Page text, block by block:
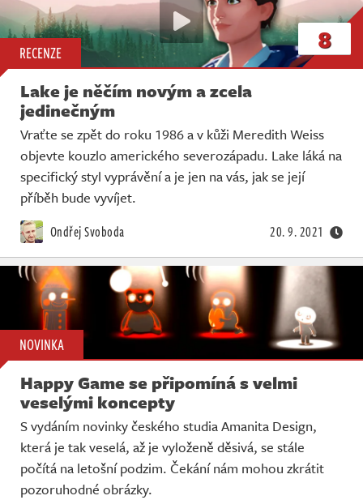
RECENZE 8
Lake je něčím novým a zcela
jedinečným
Vraťte se zpět do roku 1986 a v kůži Meredith Weiss
objevte kouzlo amerického severozápadu. Lake láká na
specifický styl vyprávění a je jen na vás, jak se její
příběh bude vyvíjet.
Ondřej Svoboda 20. 9. 2021
NOVINKA
Happy Game se připomíná s velmi
veselými koncepty
S vydáním novinky českého studia Amanita Design,
která je tak veselá, až je vyloženě děsivá, se stále
počítá na letošní podzim. Čekání nám mohou zkrátit
pozoruhodné obrázky.